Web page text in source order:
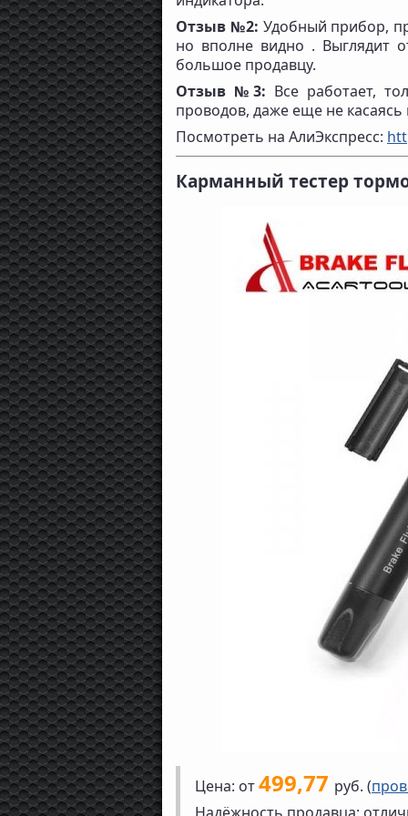
Отзыв №2: Удобный прибор,
но вполне видно . Выглядит
большое продавцу.
Отзыв №3: Все работает,
проводов, даже еще не касаясь
Посмотреть на АлиЭкспресс:
Карманный тестер
Цена: от499,77 руб. (